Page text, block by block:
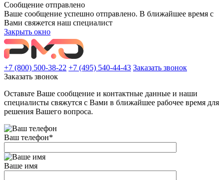
Сообщение отправлено
Ваше сообщение успешно отправлено. В ближайшее время с
Вами свяжется наш специалист
Закрыть окно
+7 (800) 500-38-22 +7 (495) 540-44-43 Заказать звонок
Заказать звонок
Оставьте Ваше сообщение и контактные данные и наши
специалисты свяжутся с Вами в ближайшее рабочее время для
решения Вашего вопроса.
Ваш телефон*
Ваше имя